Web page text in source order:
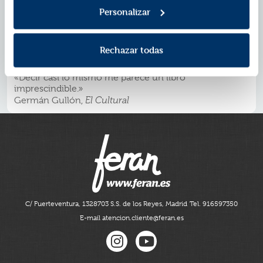
Personalizar
Rechazar todas
acotar ese «casi», pero enseguida surgen dudas en
De la pregunta a la respuesta, este libro constituye una
de las aportaciones más brillantes y diáfanas a la eterna
discusión sobre las traiciones de los traductores.
La crítica ha dicho...
«Decir casi lo mismo me parece un libro
imprescindible.»
Germán Gullón, El Cultural
C/ Fuerteventura, 1328703 S.S. de los Reyes, Madrid Tel. 916597350
E-mail atencion.cliente@feran.es